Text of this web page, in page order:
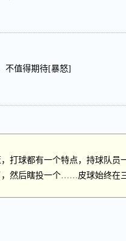
不值得期待[暴怒]
打球都有一个特点，持球队员
，然后瞎投一个……皮球始终在